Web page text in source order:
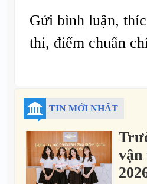
Gửi bình luận,
thi, điểm chuẩn
TIN MỚI NHẤT
vận